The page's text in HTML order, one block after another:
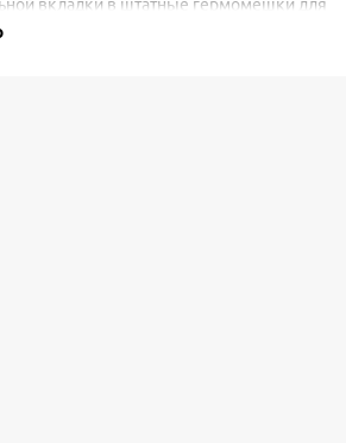
вкладки в штатные гермомешки для
вещей. Отличается чрезвычайно
для обеспечения высокого